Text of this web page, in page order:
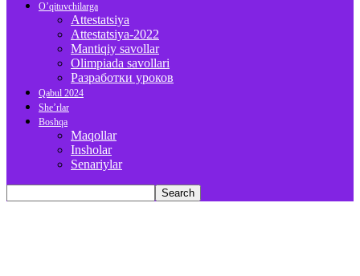
O’qituvchilarga
Attestatsiya
Attestatsiya-2022
Mantiqiy savollar
Olimpiada savollari
Разработки уроков
Qabul 2024
She’rlar
Boshqa
Maqollar
Insholar
Senariylar